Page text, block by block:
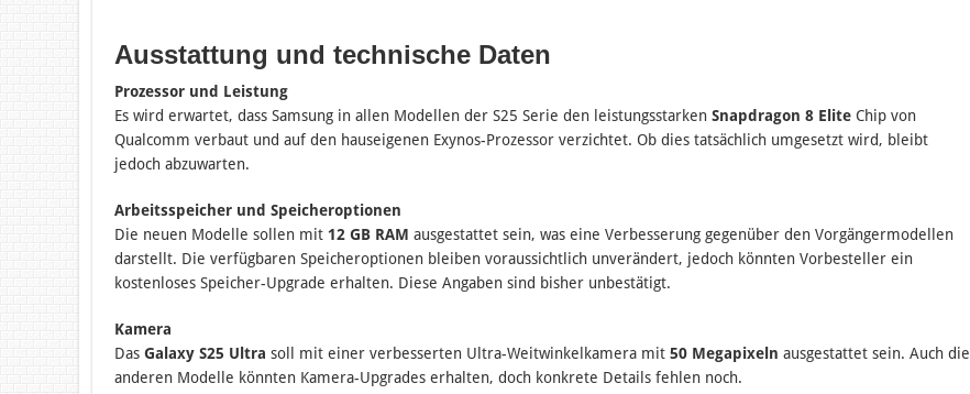
Ausstattung und technische Daten
Prozessor und Leistung
Es wird erwartet, dass Samsung in allen Modellen der S25 Serie den leistungsstarken Snapdragon 8 Elite Chip von
Qualcomm verbaut und auf den hauseigenen Exynos-Prozessor verzichtet. Ob dies tatsächlich umgesetzt wird, bleibt
jedoch abzuwarten.
Arbeitsspeicher und Speicheroptionen
Die neuen Modelle sollen mit 12 GB RAM ausgestattet sein, was eine Verbesserung gegenüber den Vorgängermodellen
darstellt. Die verfügbaren Speicheroptionen bleiben voraussichtlich unverändert, jedoch könnten Vorbesteller ein
kostenloses Speicher-Upgrade erhalten. Diese Angaben sind bisher unbestätigt.
Kamera
Das Galaxy S25 Ultra soll mit einer verbesserten Ultra-Weitwinkelkamera mit 50 Megapixeln ausgestattet sein. Auch die
anderen Modelle könnten Kamera-Upgrades erhalten, doch konkrete Details fehlen noch.